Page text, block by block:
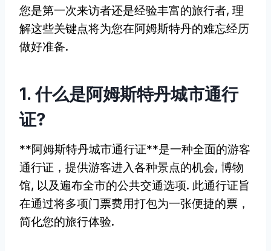
您是第一次来访者还是经验丰富的旅行者, 理
解这些关键点将为您在阿姆斯特丹的难忘经历
做好准备.
1. 什么是阿姆斯特丹城市通行
证?
**阿姆斯特丹城市通行证**是一种全面的游客
通行证，提供游客进入各种景点的机会, 博物
馆, 以及遍布全市的公共交通选项. 此通行证旨
在通过将多项门票费用打包为一张便捷的票，
简化您的旅行体验.